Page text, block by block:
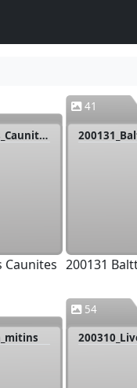
200130_Maizes_seminars_Caunites
Caunites
41
200131
54